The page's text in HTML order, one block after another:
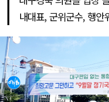
내대표, 군위군수, 행